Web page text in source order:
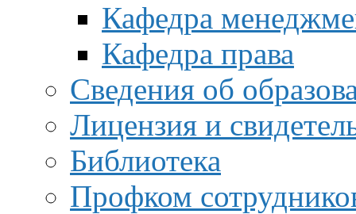
Кафедра
Кафедра права
Сведения об
Лицензия и
Библиотека
Профком